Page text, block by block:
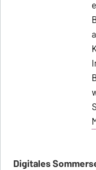
Digitales